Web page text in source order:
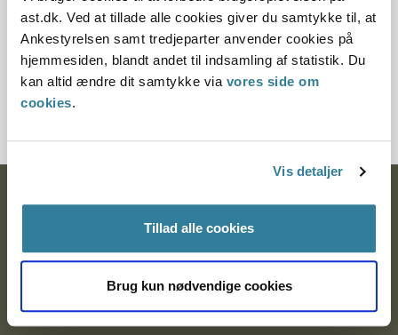
ast.dk. Ved at tillade alle cookies giver du samtykke til, at
Ankestyrelsen samt tredjeparter anvender cookies på
hjemmesiden, blandt andet til indsamling af statistik. Du
kan altid ændre dit samtykke via vores side om
cookies.
Vis detaljer
Tillad alle cookies
Brug kun nødvendige cookies
§ 13 § 14
Journalnummer
929-86
Ankestyrelsen
Nytorv 7, 2. sal